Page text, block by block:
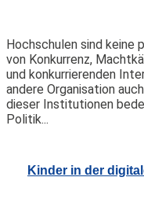
Hochschulen sind keine
von Konkurrenz,
und konkurrierenden
andere Organisation
dieser Institutionen
Politik...
Kinder in der